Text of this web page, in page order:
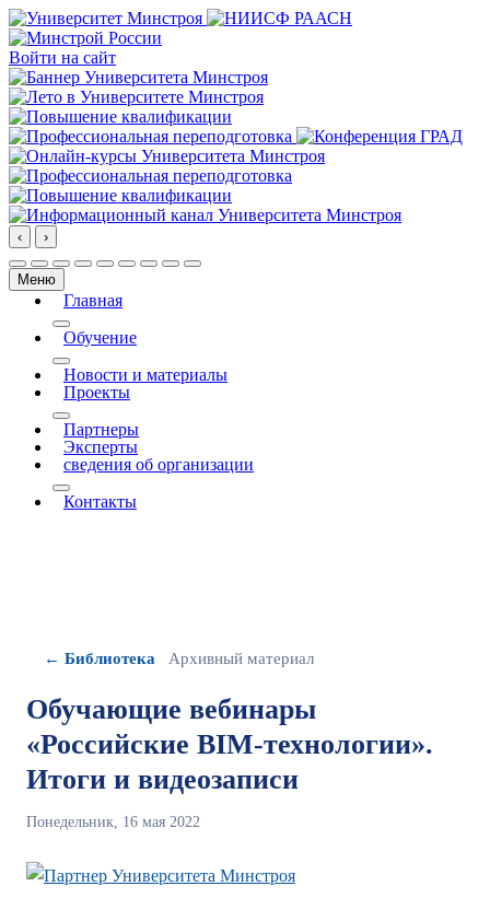
Войти на сайт
‹ ›
Меню
Главная
More about: Главная
Обучение
More about: Обучение
Новости и материалы
Проекты
More about: Проекты
Партнеры
Эксперты
сведения об организации
More about: сведения об организации
Контакты
← Библиотека Архивный материал
Обучающие вебинары
«Российские BIM-технологии».
Итоги и видеозаписи
Понедельник, 16 мая 2022